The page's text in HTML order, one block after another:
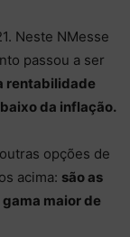
Neste NMesse
passou a ser
rentabilidade
da inflação.
opções de
acima: são as
maior de